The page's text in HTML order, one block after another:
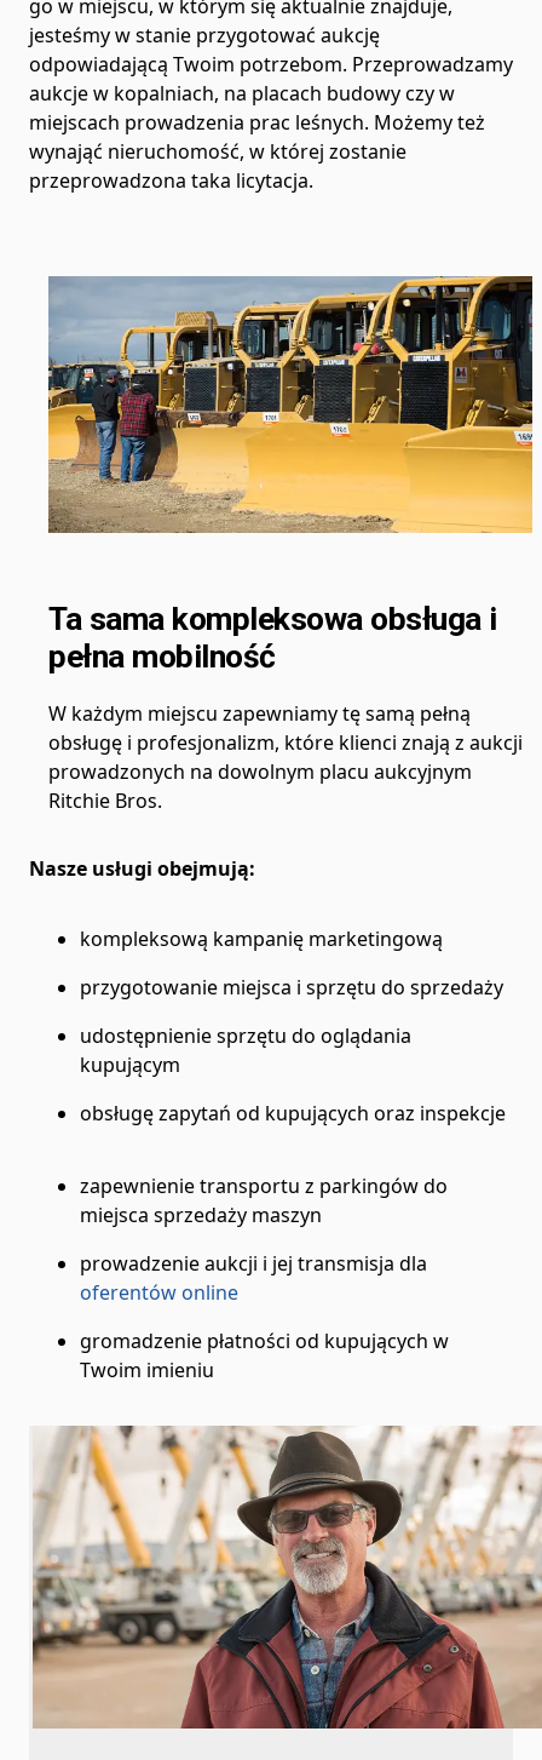
go w miejscu, w którym się aktualnie znajduje,
jesteśmy w stanie przygotować aukcję
odpowiadającą Twoim potrzebom. Przeprowadzamy
aukcje w kopalniach, na placach budowy czy w
miejscach prowadzenia prac leśnych. Możemy też
wynająć nieruchomość, w której zostanie
przeprowadzona taka licytacja.
Ta sama kompleksowa obsługa i
pełna mobilność
W każdym miejscu zapewniamy tę samą pełną
obsługę i profesjonalizm, które klienci znają z aukcji
prowadzonych na dowolnym placu aukcyjnym
Ritchie Bros.
Nasze usługi obejmują:
kompleksową kampanię marketingową
przygotowanie miejsca i sprzętu do sprzedaży
udostępnienie sprzętu do oglądania
kupującym
obsługę zapytań od kupujących oraz inspekcje
zapewnienie transportu z parkingów do
miejsca sprzedaży maszyn
prowadzenie aukcji i jej transmisja dla
oferentów online
gromadzenie płatności od kupujących w
Twoim imieniu